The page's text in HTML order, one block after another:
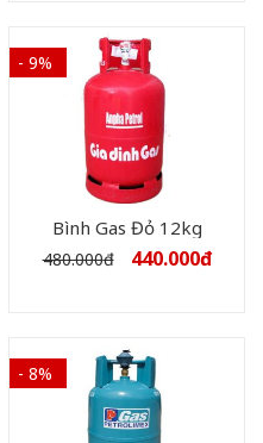
- 9%
Bình Gas Đỏ 12kg
480.000đ 440.000đ
- 8%